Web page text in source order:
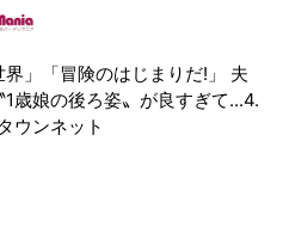
界」「冒険のはじまりだ!」 夫
歳娘の後ろ姿〟が良すぎて...4.
ウンネット